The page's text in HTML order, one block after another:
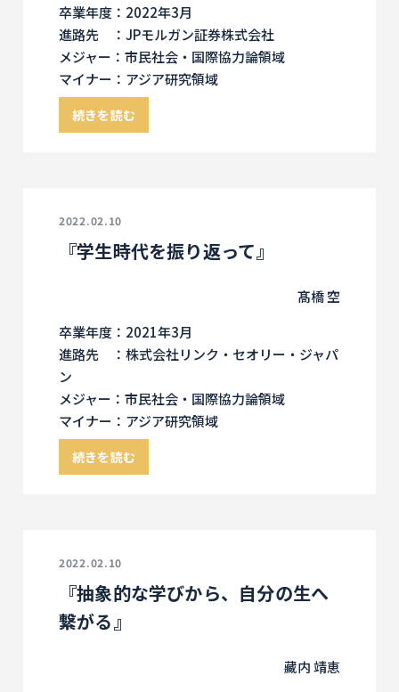
卒業年度：2022年3月
進路先 ：JPモルガン証券株式会社
メジャー：市民社会・国際協力論領域
マイナー：アジア研究領域
続きを読む
2022.02.10
『学生時代を振り返って』
髙橋 空
卒業年度：2021年3月
進路先 ：株式会社リンク・セオリー・ジャパ
ン
メジャー：市民社会・国際協力論領域
マイナー：アジア研究領域
続きを読む
2022.02.10
『抽象的な学びから、自分の生へ
繋がる』
藏内 靖恵